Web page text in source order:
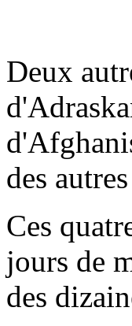
Deux
des
Ces
jours de
des